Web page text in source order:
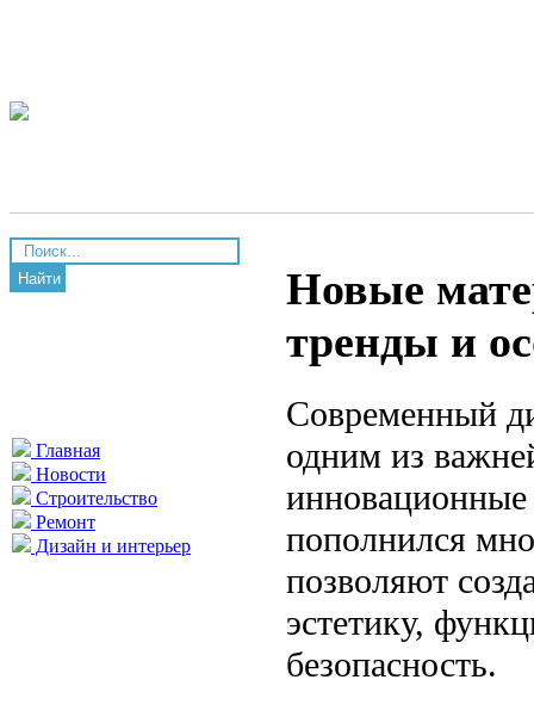
Найти
Главная
Новости
Строительство
Ремонт
Дизайн и интерьер
Новые
тренды и
Современный
одним из
пополнился
позволяют
эстетику,
безопасность.